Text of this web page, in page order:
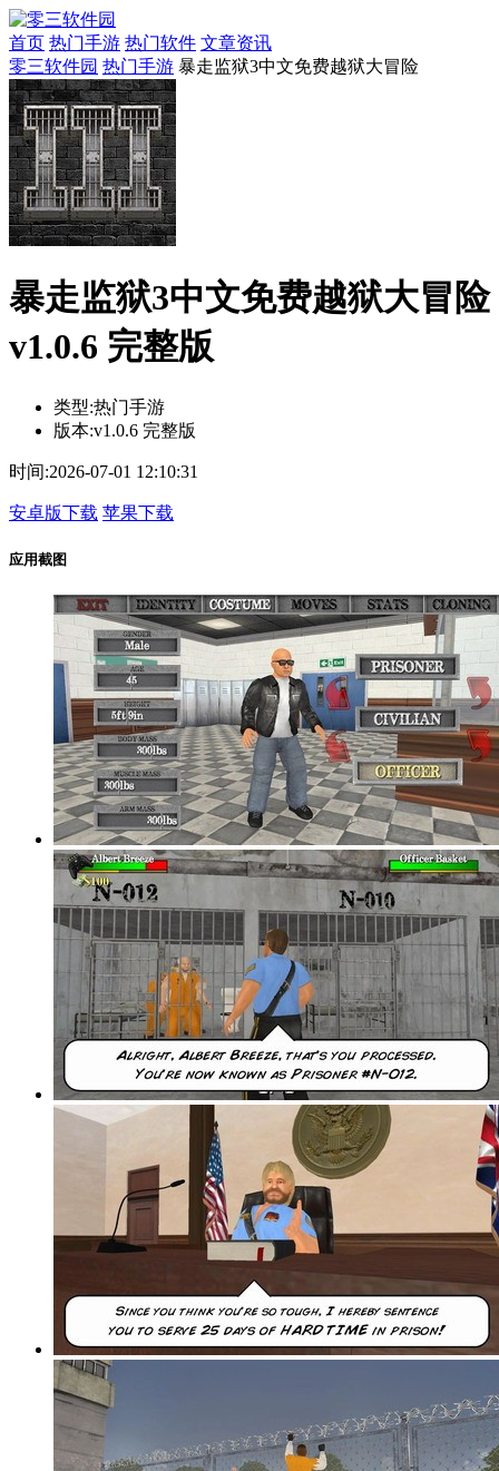
首页 热门手游 热门软件 文章资讯
零三软件园 热门手游 暴走监狱3中文免费越狱大冒险
暴走监狱3中文免费越狱大冒险
v1.0.6 完整版
类型:热门手游
版本:v1.0.6 完整版
时间:2026-07-01 12:10:31
安卓版下载 苹果下载
应用截图